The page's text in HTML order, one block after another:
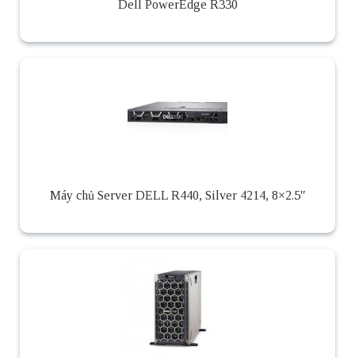
Dell PowerEdge R330
Máy chủ Server DELL R440, Silver 4214, 8×2.5″